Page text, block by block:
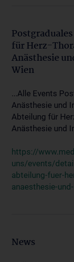
für Herz-
Anästhesie
Wien
...Alle Events
Anästhesie und
Abteilung für
Anästhesie und
https://
uns/events/
abteilung-fuer-
anaesthesie-
News